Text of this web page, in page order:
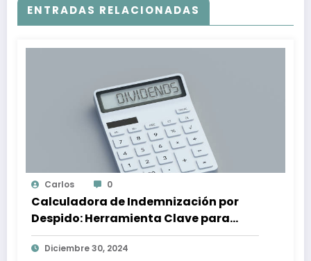
ENTRADAS RELACIONADAS
Carlos 0
Calculadora de Indemnización por
Despido: Herramienta Clave para
Proteger tus Derechos Laborales
Diciembre 30, 2024